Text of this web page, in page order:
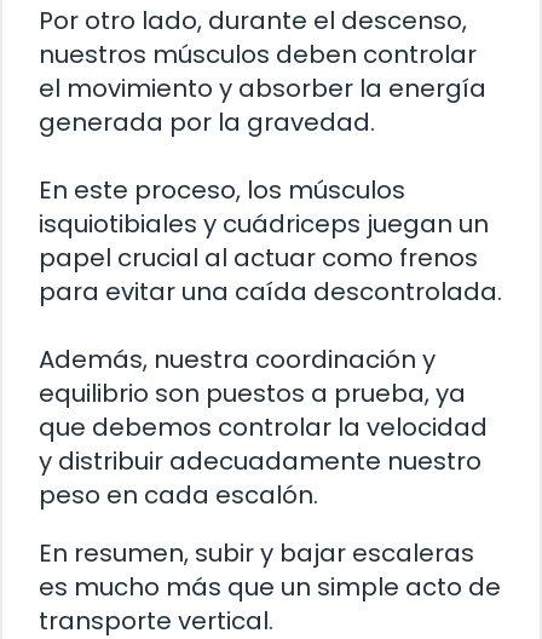
Por otro lado, durante el descenso,
nuestros músculos deben controlar
el movimiento y absorber la energía
generada por la gravedad.
En este proceso, los músculos
isquiotibiales y cuádriceps juegan un
papel crucial al actuar como frenos
para evitar una caída descontrolada.
Además, nuestra coordinación y
equilibrio son puestos a prueba, ya
que debemos controlar la velocidad
y distribuir adecuadamente nuestro
peso en cada escalón.
En resumen, subir y bajar escaleras
es mucho más que un simple acto de
transporte vertical.